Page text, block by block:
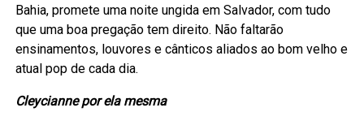
Bahia, promete uma noite ungida em Salvador, com tudo
que uma boa pregação tem direito. Não faltarão
ensinamentos, louvores e cânticos aliados ao bom velho e
atual pop de cada dia.
Cleycianne por ela mesma